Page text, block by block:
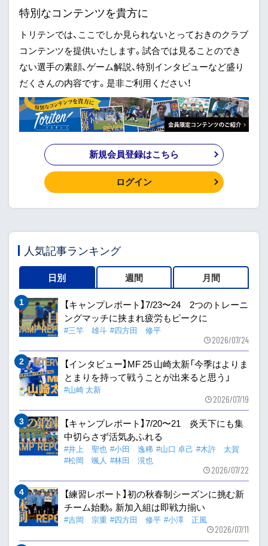
特別なコンテンツを貴方に
トリテンでは、ここでしか見られないとっておきのクラブ
コンテンツを提供いたします。試合では見ることのでき
ない選手の素顔、ゲーム解説、特別インタビューなど盛り
だくさんの内容です。是非ご利用ください！
新規会員登録はこちら
ログイン
人気記事ランキング
日別 週間 月間
【キャンプレポート】7/23〜24 2つのトレーニ
ングマッチに挟まれ疲労もピークに
#三竿 雄斗 #四方田 修平
2026/07/24
【インタビュー】MF 25 山崎太新「今季はよりま
とまりを持って戦うことが出来ると思う」
#山崎 太新
2026/07/19
【キャンプレポート】7/20〜21 炎天下にも集
中切らさず活気あふれる
#井上 聖也 #小田 逸稀 #山口 卓己 #木許 太賀
#松岡 颯人 #林田 滉也
2026/07/22
【練習レポート】初の秋春制シーズンに挑む新
チーム始動。新加入組は即戦力揃い
#吉岡 宗重 #四方田 修平 #小澤 正風
2026/07/11